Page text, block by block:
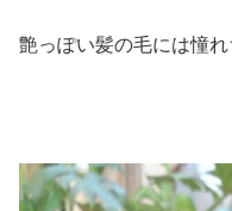
艶っぽい髪の毛には憧